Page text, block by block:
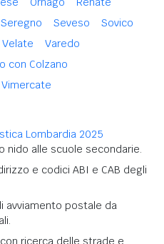
Seregno Seveso
Sovico
Varedo
con Colzano
Vimercate
Lombardia 2025
nido alle scuole secondarie.
e codici ABI e CAB degli
avviamento postale da
ricerca delle strade e